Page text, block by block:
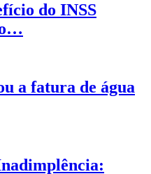
do INSS
a fatura de água